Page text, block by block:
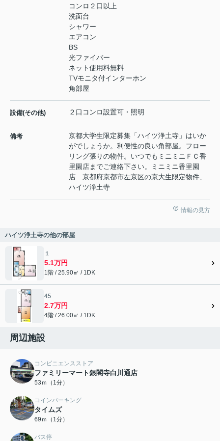
コンロ２口以上
洗面台
シャワー
エアコン
BS
光ファイバー
ネット使用料無料
TVモニタ付インターホン
角部屋
設備(その他) ２口コンロ設置可・照明
備考
京都大学生限定募集「ハイツ浄土寺」はいか
がでしょうか。利便性の良い角部屋。フロー
リング張りの物件。いつでもミニミニＦＣ香
里園店までご連絡下さい。ミニミニ香里園
店 京都府京都市左京区の京大生限定物件、
ハイツ浄土寺
情報の見方
ハイツ浄土寺の他の部屋
１
5.1万円
1階 / 25.90㎡ / 1DK
45
2.7万円
4階 / 26.00㎡ / 1DK
周辺施設
コンビニエンスストア
ファミリーマート銀閣寺白川通店
53ｍ（1分）
コインパーキング
タイムズ
69ｍ（1分）
バス停